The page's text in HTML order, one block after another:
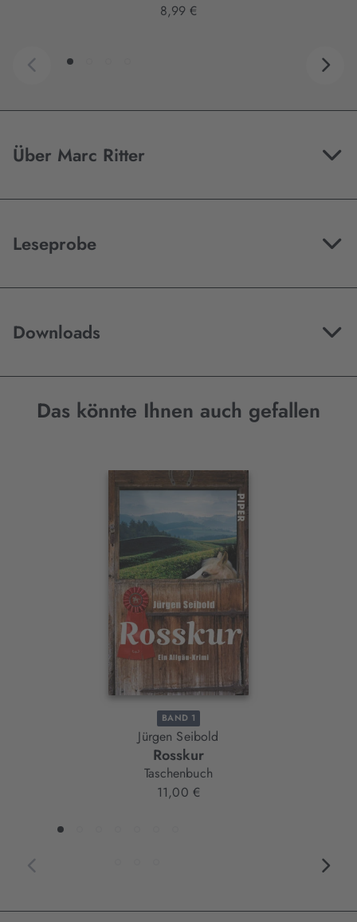
8,99 €
Über Marc Ritter
Leseprobe
Downloads
Das könnte Ihnen auch gefallen
BAND 1
Jürgen Seibold
Rosskur
Taschenbuch
11,00 €